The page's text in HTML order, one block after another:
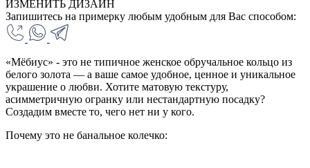
ИЗМЕНИТЬ ДИЗАЙН
Запишитесь на примерку любым удобным для Вас способом:
«Мёбиус» - это не типичное женское обручальное кольцо из
белого золота — а ваше самое удобное, ценное и уникальное
украшение о любви. Хотите матовую текстуру,
асимметричную огранку или нестандартную посадку?
Создадим вместе то, чего нет ни у кого.
Почему это не банальное колечко: